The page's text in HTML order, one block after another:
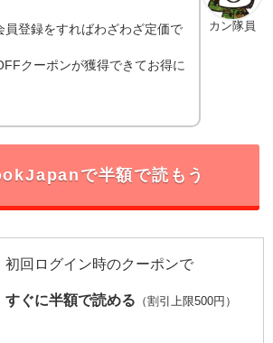
カン隊員
員登録をすればわざわざ定価で
クーポンが獲得できてお得に
で半額で読もう
初回ログイン時のクーポンで
すぐに半額で読める （割引上限500円）